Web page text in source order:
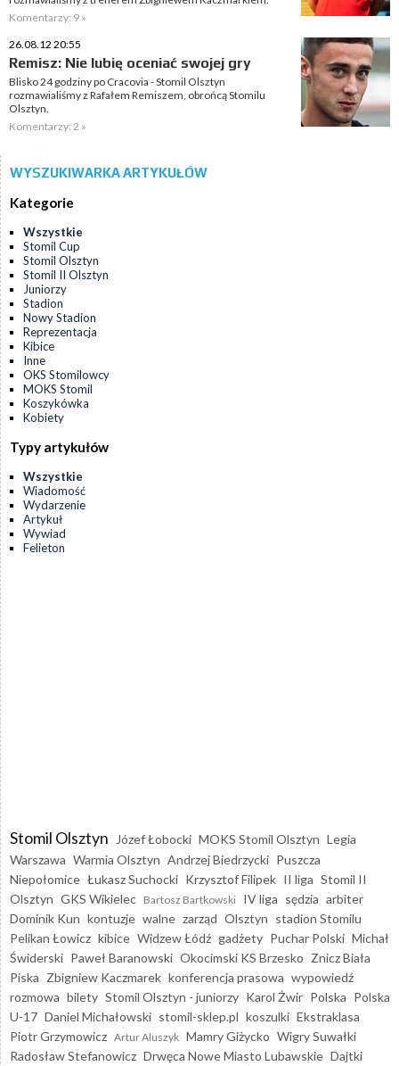
Komentarzy: 9 »
26.08.12 20:55
Remisz: Nie lubię oceniać swojej gry
Blisko 24 godziny po Cracovia - Stomil Olsztyn
rozmawialiśmy z Rafałem Remiszem, obrońcą Stomilu
Olsztyn.
Komentarzy: 2 »
WYSZUKIWARKA ARTYKUŁÓW
Kategorie
Wszystkie
Stomil Cup
Stomil Olsztyn
Stomil II Olsztyn
Juniorzy
Stadion
Nowy Stadion
Reprezentacja
Kibice
Inne
OKS Stomilowcy
MOKS Stomil
Koszykówka
Kobiety
Typy artykułów
Wszystkie
Wiadomość
Wydarzenie
Artykuł
Wywiad
Felieton
Stomil Olsztyn Józef Łobocki MOKS Stomil Olsztyn Legia
Warszawa Warmia Olsztyn Andrzej Biedrzycki Puszcza
Niepołomice Łukasz Suchocki Krzysztof Filipek II liga Stomil II
Olsztyn GKS Wikielec Bartosz Bartkowski IV liga sędzia arbiter
Dominik Kun kontuzje walne zarząd Olsztyn stadion Stomilu
Pelikan Łowicz kibice Widzew Łódź gadżety Puchar Polski Michał
Świderski Paweł Baranowski Okocimski KS Brzesko Znicz Biała
Piska Zbigniew Kaczmarek konferencja prasowa wypowiedź
rozmowa bilety Stomil Olsztyn - juniorzy Karol Żwir Polska Polska
U-17 Daniel Michałowski stomil-sklep.pl koszulki Ekstraklasa
Piotr Grzymowicz Artur Aluszyk Mamry Giżycko Wigry Suwałki
Radosław Stefanowicz Drwęca Nowe Miasto Lubawskie Dajtki